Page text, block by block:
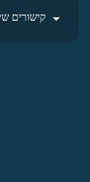
קישורים